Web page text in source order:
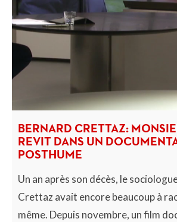
BERNARD CRETTAZ:
REVIT DANS UN
POSTHUME
Un an après son décès, le
Crettaz avait encore beaucoup à
même. Depuis novembre, un film